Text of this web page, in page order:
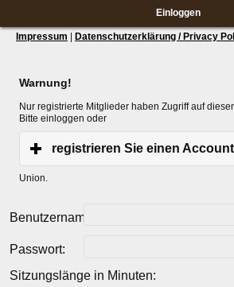
Einloggen
Impressum Datenschutzerklärung / Privacy
Warnung!
Nur registrierte Mitglieder haben Zugriff auf
Bitte einloggen oder
registrieren Sie einen Account
Union.
Benutzername:
Passwort:
Sitzungslänge in Minuten: